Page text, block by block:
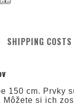
SHIPPING COSTS
150 cm. Prvky
si ich